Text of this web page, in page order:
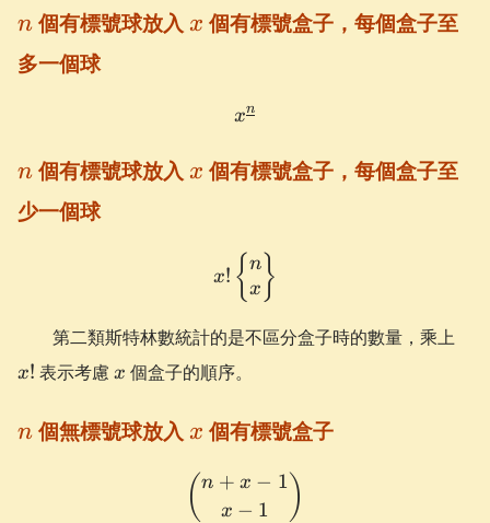
n
n 個有標號球放入 x
x 個有標號盒子，每個盒子至
多一個球
x^{\underline n}
xn
n
n 個有標號球放入 x
x 個有標號盒子，每個盒子至
少一個球
x! \begin{Bmatrix} n \\
x! {n
x }
第二類斯特林數統計的是不區分盒子時的數量，乘上
x! 表示考慮 x
x 個盒子的順序。
n
n 個無標號球放入 x
x 個有標號盒子
\binom{n+x-1}{x-1}
( x − 1
n + x − 1 )